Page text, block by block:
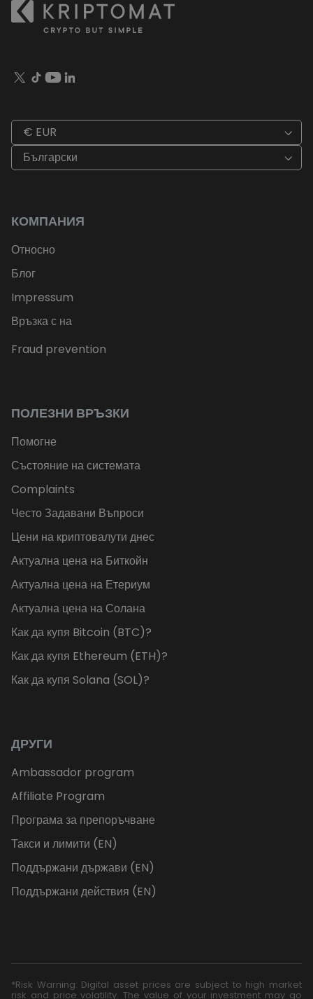
€ EUR
Български
КОМПАНИЯ
Относно
Блог
Impressum
Връзка с на
Fraud prevention
ПОЛЕЗНИ ВРЪЗКИ
Помогне
Състояние на системата
Complaints
Често Задавани Въпроси
Цени на криптовалути днес
Актуална цена на Биткойн
Актуална цена на Етериум
Актуална цена на Солана
Как да купя Bitcoin (BTC)?
Как да купя Ethereum (ETH)?
Как да купя Solana (SOL)?
ДРУГИ
Ambassador program
Affiliate Program
Програма за препоръчване
Такси и лимити (EN)
Поддържани държави (EN)
Поддържани действия (EN)
*Risk Warning: Digital asset prices are subject to high market
risk and price volatility. The value of your investment may go